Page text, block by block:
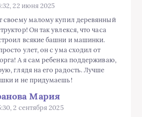
22 июня 2025
своему малому купил деревянный
Он так увлекся, что часа
всякие башни и машинки.
улет, он с ума сходил от
А я сам ребенка поддерживаю,
глядя на его радость. Лучше
и не придумаешь!
Мария
2 сентября 2025